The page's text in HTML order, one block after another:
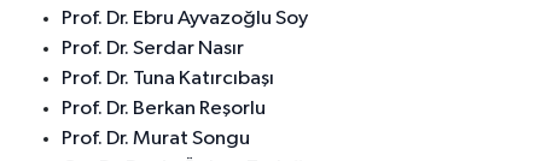
Prof. Dr. Ebru Ayvazoğlu Soy
Prof. Dr. Serdar Nasır
Prof. Dr. Tuna Katırcıbaşı
Prof. Dr. Berkan Reşorlu
Prof. Dr. Murat Songu